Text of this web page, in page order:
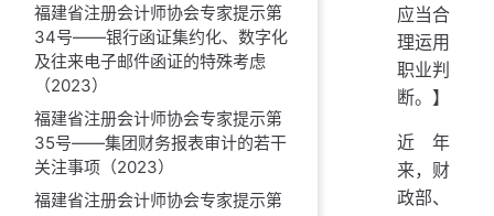
福建省注册会计师协会专家提示第
34号——银行函证集约化、数字化
及往来电子邮件函证的特殊考虑
（2023）
福建省注册会计师协会专家提示第
35号——集团财务报表审计的若干
关注事项（2023）
福建省注册会计师协会专家提示第
应当合
理运用
职业判
断。】
近年
来，财
政部、